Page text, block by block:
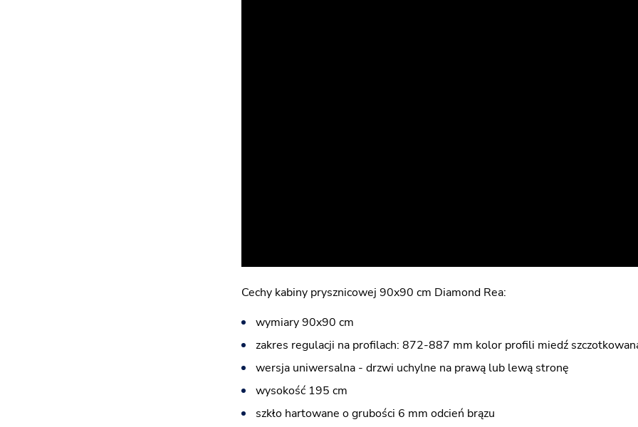
Cechy kabiny prysznicowej 90x90 cm Diamond Rea:
wymiary 90x90 cm
zakres regulacji na profilach: 872-887 mm kolor profili miedź
wersja uniwersalna - drzwi uchylne na prawą lub lewą stronę
wysokość 195 cm
szkło hartowane o grubości 6 mm odcień brązu